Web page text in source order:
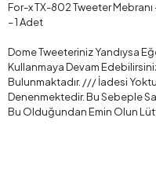
For-x TX-802 Tweeter
– 1 Adet
Dome Tweeteriniz Yandıysa
Kullanmaya Devam
Bulunmaktadır. /// İadesi
Denenmektedir. Bu Sebeple
Bu Olduğundan Emin Olun